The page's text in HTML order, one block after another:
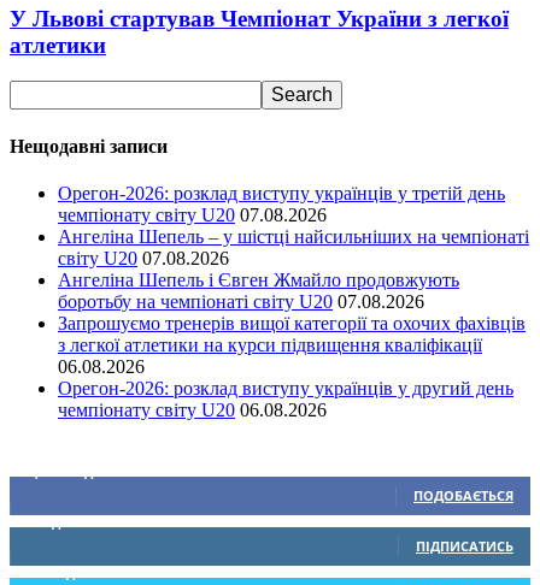
У Львові стартував Чемпіонат України з легкої
атлетики
Нещодавні записи
Орегон-2026: розклад виступу українців у третій день
чемпіонату світу U20 07.08.2026
Ангеліна Шепель – у шістці найсильніших на чемпіонаті
світу U20 07.08.2026
Ангеліна Шепель і Євген Жмайло продовжують
боротьбу на чемпіонаті світу U20 07.08.2026
Запрошуємо тренерів вищої категорії та охочих фахівців
з легкої атлетики на курси підвищення кваліфікації
06.08.2026
Орегон-2026: розклад виступу українців у другий день
чемпіонату світу U20 06.08.2026
ПОДОБАЄТЬСЯ
0 Підписників
ПІДПИСАТИСЬ
234 Підписників